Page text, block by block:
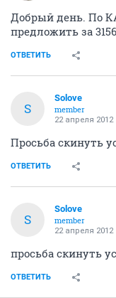
Добрый день. По
предложить за
ОТВЕТИТЬ
S
Solove
member
22 апреля 2012
Просьба скинуть
ОТВЕТИТЬ
S
Solove
member
22 апреля 2012
просьба скинуть
ОТВЕТИТЬ